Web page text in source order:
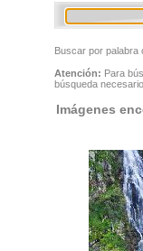
Buscar por palabra
Atención: Para
búsqueda
Imágenes